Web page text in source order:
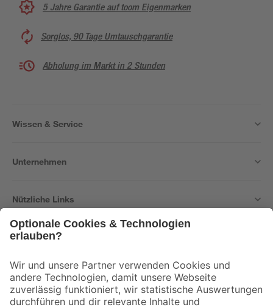
5 Jahre Garantie auf toom Eigenmarken
Sorglos, 90 Tage Umtauschgarantie
Abholung im Markt in 2 Stunden
Wissen & Service
Unternehmen
Nützliche Links
Der toom Newsletter: Keine Angebote und Aktionen mehr verpassen!
Zur Newsletter Anmeldung